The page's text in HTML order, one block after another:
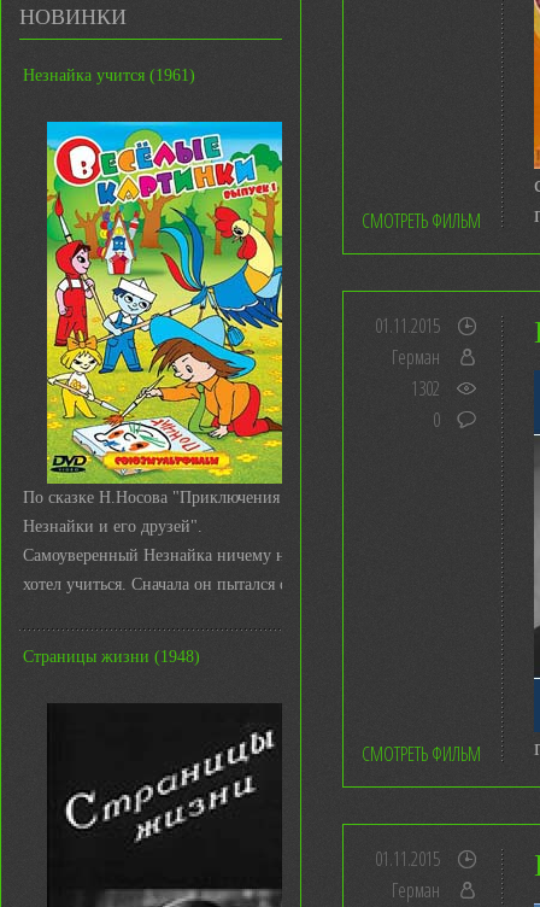
НОВИНКИ
Незнайка учится (1961)
По сказке Н.Носова "Приключения
Незнайки и его друзей".
Самоуверенный Незнайка ничему не
хотел учиться. Сначала он пытался с ...
Страницы жизни (1948)
СМОТРЕТЬ ФИЛЬМ
01.11.2015
Герман
1302
0
СМОТРЕТЬ ФИЛЬМ
01.11.2015
Герман